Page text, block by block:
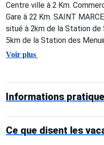
Centre ville à 2 Km.
Gare à 22 Km. SAINT
situé à 2km de la Station
5km de la Station des
Voir plus
Informations
Ce que disent les